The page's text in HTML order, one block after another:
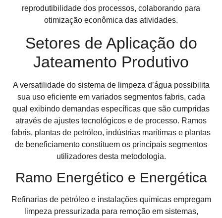
reprodutibilidade dos processos, colaborando para
otimização econômica das atividades.
Setores de Aplicação do
Jateamento Produtivo
A versatilidade do sistema de limpeza d’água possibilita
sua uso eficiente em variados segmentos fabris, cada
qual exibindo demandas específicas que são cumpridas
através de ajustes tecnológicos e de processo. Ramos
fabris, plantas de petróleo, indústrias marítimas e plantas
de beneficiamento constituem os principais segmentos
utilizadores desta metodologia.
Ramo Energético e Energética
Refinarias de petróleo e instalações químicas empregam
limpeza pressurizada para remoção em sistemas,